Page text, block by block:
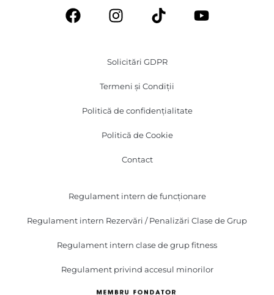
Solicitări GDPR
Termeni și Condiții
Politică de confidențialitate
Politică de Cookie
Contact
Regulament intern de funcționare
Regulament intern Rezervări / Penalizări Clase de Grup
Regulament intern clase de grup fitness
Regulament privind accesul minorilor